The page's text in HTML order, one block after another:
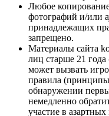
Любое
фотографий и/или
принадлежащих
запрещено.
Материалы сайта
лиц старше 21
может вызвать
правила
обнаружении
немедленно
участие в